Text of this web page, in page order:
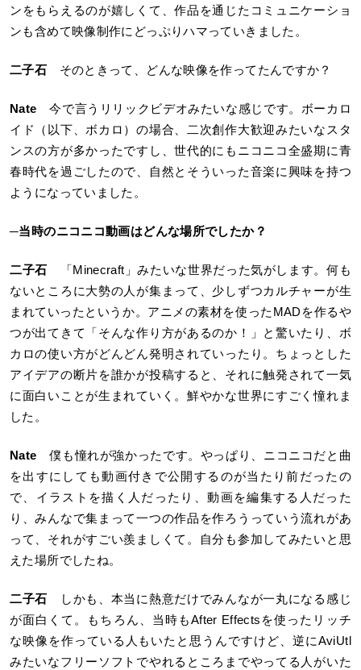
ンをもらえるのが嬉しくて、作品を通じたコミュニケーショ
ンも含めて映像制作にどっぷりハマっていきました。
二子石 そのときって、どんな映像を作ってたんですか？
Nate 今で言うリリックビデオみたいな感じです。ボーカロ
イド（以下、ボカロ）の場合、二次創作大歓迎みたいなスタ
ンスの方が多かったですし、世代的にもニコニコ全盛期に青
春時代を過ごしたので、自然とそういった音楽に興味を持つ
ようになっていました。
─当時のニコニコ動画はどんな場所でしたか？
二子石 「Minecraft」みたいな世界だった気がします。何も
ないところに大勢の人が集まって、少しずつカルチャーが生
まれていったというか。アニメの素材を使ったMADを作るや
つが出てきて「そんな作り方があるのか！」と驚いたり、ボ
カロの使い方がどんどん発明されていったり。ちょっとした
アイデアの断片を誰かが投稿すると、それに触発されて一気
に面白いことが生まれていく。鮮やかな世界にすごく憧れま
した。
Nate 僕も憧れが強かったです。やっぱり、ニコニコだと曲
を出すにしても動画付きで公開するのが当たり前だったの
で、イラストを描く人だったり、動画を編集する人だった
り、みんなで集まって一つの作品を作ろうっていう流れがあ
って、それがすごい羨ましくて。自分も参加してみたいと思
えた場所でしたね。
二子石 しかも、本当に熱意だけでみんなが一丸になる感じ
が面白くて。もちろん、当時もAfter Effectsを使ったリッチ
な映像を作っている人もいたと思うんですけど、逆にAviUtl
みたいなフリーソフトでやれるところまでやってる人がいた